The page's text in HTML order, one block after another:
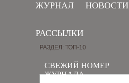
ЖУРНАЛ НОВОСТИ
РАССЫЛКИ
СВЕЖИЙ НОМЕР
ЖУРНАЛА
РАЗДЕЛ: ТОП-10